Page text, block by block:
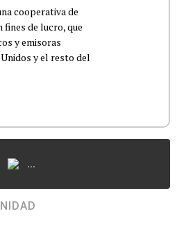
cooperativa de
fines de lucro, que
y emisoras
y el resto del
...